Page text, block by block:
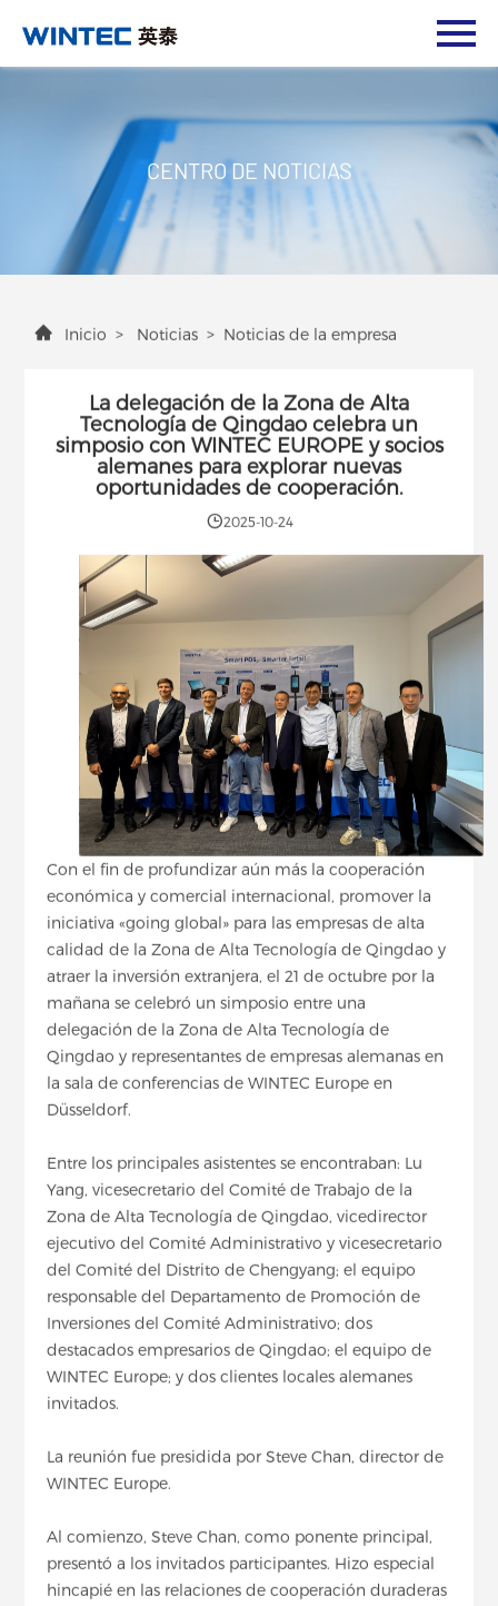
CENTRO DE NOTICIAS
Inicio > Noticias > Noticias de la empresa
La delegación de la Zona de Alta
Tecnología de Qingdao celebra un
simposio con WINTEC EUROPE y socios
alemanes para explorar nuevas
oportunidades de cooperación.
2025-10-24
Con el fin de profundizar aún más la cooperación
económica y comercial internacional, promover la
iniciativa «going global» para las empresas de alta
calidad de la Zona de Alta Tecnología de Qingdao y
atraer la inversión extranjera, el 21 de octubre por la
mañana se celebró un simposio entre una
delegación de la Zona de Alta Tecnología de
Qingdao y representantes de empresas alemanas en
la sala de conferencias de WINTEC Europe en
Düsseldorf.
Entre los principales asistentes se encontraban: Lu
Yang, vicesecretario del Comité de Trabajo de la
Zona de Alta Tecnología de Qingdao, vicedirector
ejecutivo del Comité Administrativo y vicesecretario
del Comité del Distrito de Chengyang; el equipo
responsable del Departamento de Promoción de
Inversiones del Comité Administrativo; dos
destacados empresarios de Qingdao; el equipo de
WINTEC Europe; y dos clientes locales alemanes
invitados.
La reunión fue presidida por Steve Chan, director de
WINTEC Europe.
Al comienzo, Steve Chan, como ponente principal,
presentó a los invitados participantes. Hizo especial
hincapié en las relaciones de cooperación duraderas